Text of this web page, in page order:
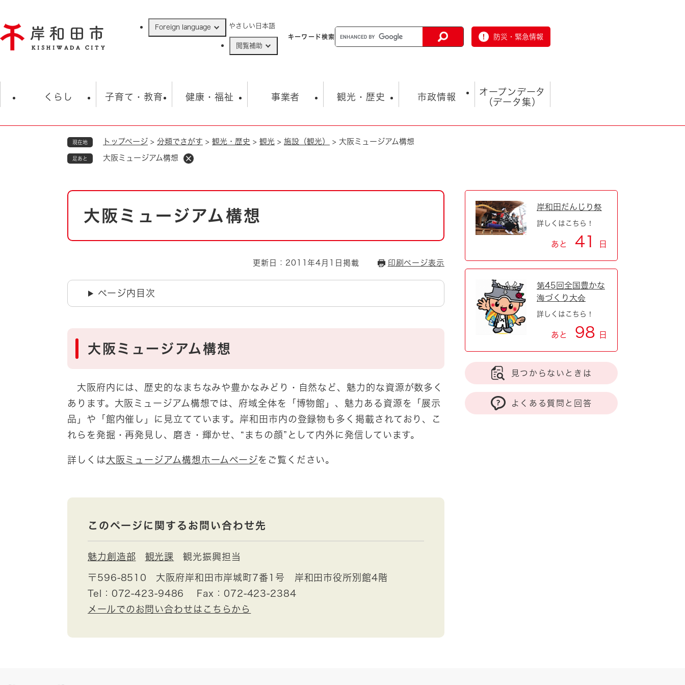
ジ
の
Foreign language やさしい日本語
閲覧補助
キーワード検索 防災・緊急情報
くらし
住民票・戸籍
ごみ・衛生・動物 救急・消防
防災・防犯 上水道・下水道
自然・環境・公園
男女共同参画
地域コミュニティ・ボラン
子育て・教育
学校 子育て
健康・福祉
福祉・健康・生活 生涯学習・スポーツ
事業者
入札・契約情報 まちづくり・協働
環境 福祉・介護
観光・歴史
観光 観光スポット
市政情報
市の概要 総合計画
市政 職員採用情報
市役所・施設の案内
オープンデータ
（データ集）
オープンデータ
現在地 トップページ > 分類でさがす > 観光・歴史 > 観光 > 施設（観光） > 大阪ミュージアム構想
足あと 大阪ミュージアム構想
本
大阪ミュージアム構想
更新日：2011年4月1日掲載 印刷ページ表示
ページ内目次
大阪ミュージアム構想
大阪府内には、歴史的なまちなみや豊かなみどり・自然など、魅力的な資源が数多く
あります。大阪ミュージアム構想では、府域全体を「博物館」、魅力ある資源を「展示
品」や「館内催し」に見立てています。岸和田市内の登録物も多く掲載されており、こ
れらを発掘・再発見し、磨き・輝かせ、“まちの顔”として内外に発信しています。
詳しくは大阪ミュージアム構想ホームページをご覧ください。
このページに関するお問い合わせ先
魅力創造部 観光課 観光振興担当
〒596-8510
大阪府岸和田市岸城町7番1号 岸和田市役所別館4階
Tel：072-423-9486
Fax：072-423-2384
メールでのお問い合わせはこちらから
岸和田だんじり祭
詳しくはこちら！
あと 41 日
第45回全国豊かな
海づくり大会
詳しくはこちら！
あと 98 日
見つからないときは
よくある質問と回答